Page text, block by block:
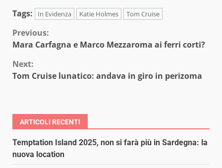
Tags:
In Evidenza Katie Holmes Tom Cruise
Continue
Reading
Previous:
Mara Carfagna e Marco Mezzaroma ai ferri corti?
Next:
Tom Cruise lunatico: andava in giro in perizoma
ARTICOLI RECENTI
Temptation Island 2025, non si farà più in Sardegna: la
nuova location